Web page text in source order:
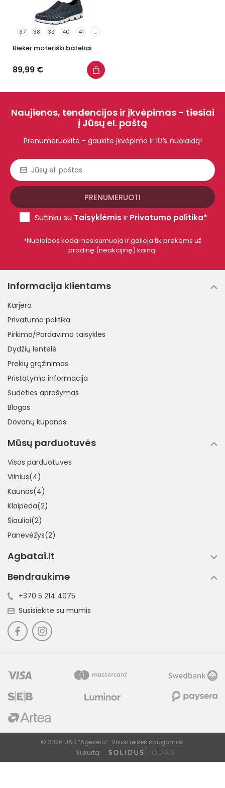
37 38 39 40 41 ...
Rieker moteriški bateliai
89,99 €
Naujienos, tendencijos ir įkvėpimas - tiesiai
į Jūsų el. paštą
Prenumeruokite - gaukite įkvėpimo ir 10% nuolaidą!
Sutinku su Taisyklėmis ir Privatumo politika*
*Nuolaidos kodai nesisumuoja ir galioja tik prekėms už
pradinę (neakcijinę) kainą.
Informacija klientams
Karjera
Privatumo politika
Pirkimo/Pardavimo taisyklės
Dydžių lentelė
Prekių grąžinimas
Pristatymo informacija
Sudėties aprašymas
Blogas
Dovanų kuponas
Mūsų parduotuvės
Visos parduotuvės
Vilnius(4)
Kaunas(4)
Klaipėda(2)
Šiauliai(2)
Panevėžys(2)
Agbatai.lt
Bendraukime
+370 5 214 4075
Susisiekite su mumis
© 2026 UAB “Ageseta”. Visos teisės saugomos.
Sukurta: